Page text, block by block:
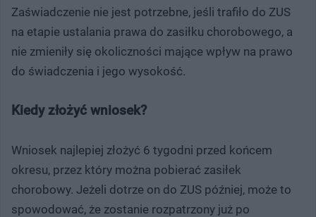
Zaświadczenie nie jest potrzebne, jeśli trafiło do ZUS
na etapie ustalania prawa do zasiłku chorobowego, a
nie zmieniły się okoliczności mające wpływ na prawo
do świadczenia i jego wysokość.
Kiedy złożyć wniosek?
Wniosek najlepiej złożyć 6 tygodni przed końcem
okresu, przez który można pobierać zasiłek
chorobowy. Jeżeli dotrze on do ZUS później, może to
spowodować, że zostanie rozpatrzony już po